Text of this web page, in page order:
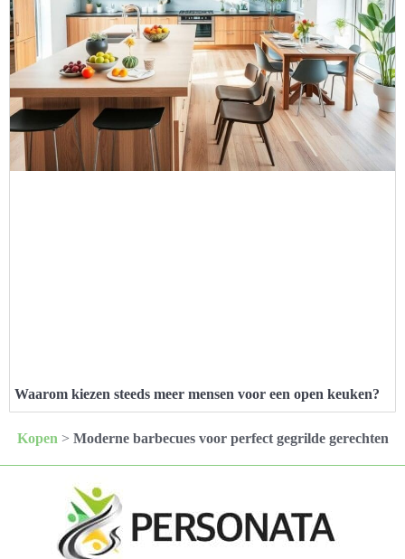
Waarom kiezen steeds meer mensen voor een open keuken?
Kopen > Moderne barbecues voor perfect gegrilde gerechten